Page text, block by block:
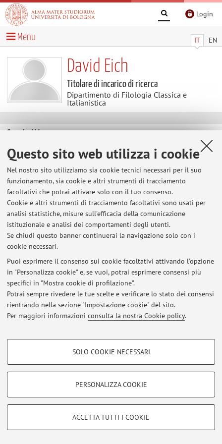
Questo sito web utilizza i cookie
Nel nostro sito utilizziamo sia cookie tecnici necessari per il suo
funzionamento, sia cookie e altri strumenti di tracciamento
facoltativi che potrai attivare solo con il tuo consenso.
Cookie e altri strumenti di tracciamento facoltativi sono usati per
analisi statistiche, misure sull'efficacia della comunicazione
istituzionale e analisi dei comportamenti degli utenti.
Se chiudi questo banner continuerai la navigazione solo con i
cookie necessari.
Puoi esprimere il consenso sui cookie facoltativi attivando l'opzione
in "Personalizza cookie" e, se vuoi, potrai esprimere consensi più
specifici in "Mostra cookie di profilazione".
Potrai sempre rivedere le tue scelte e verificare lo stato dei consensi
rientrando nella sezione "Impostazione cookie" del sito.
Per maggiori informazioni consulta la nostra Cookie policy.
COOKIE DI PROFILAZIONE - FACOLTATIVI
COOKIE TECNICI - NECESSARI
Si tratta di cookie tecnici utilizzati, a titolo esemplificativo, per il corretto
SOLO COOKIE NECESSARI
PERSONALIZZA COOKIE
ACCETTA TUTTI I COOKIE
Login
IT EN
Menu
David Eich
Titolare di incarico di ricerca
Dipartimento di Filologia Classica e
Italianistica
Contatti
E-mail: david.eich@unibo.it
Dipartimento di Filologia Classica e Italianistica
Via Zamboni 32, Bologna -Vai alla mappa
Ultimi avvisi
Al momento non sono presenti avvisi.
Area riservata
per gestire tutti i contenuti del sito.
© 2026 - ALMA MATER STUDIORUM - Università di Bologna - Via
Zamboni, 33 - 40126 Bologna - Partita IVA: 01131710376
Privacy|Note legali|Impostazioni Cookie